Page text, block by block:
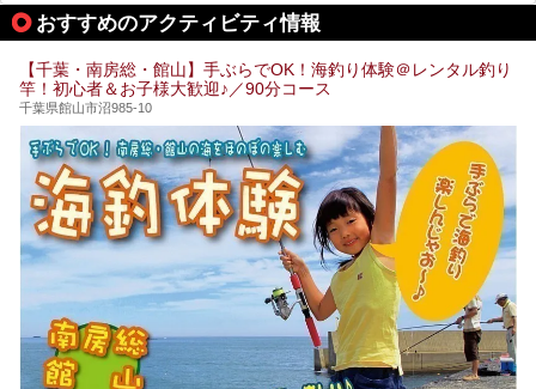
おすすめのアクティビティ情報
【千葉・南房総・館山】手ぶらでOK！海釣り体験＠レンタル釣り
竿！初心者＆お子様大歓迎♪／90分コース
千葉県館山市沼985-10